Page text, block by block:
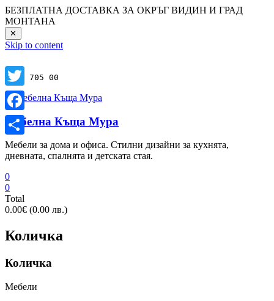
БЕЗПЛАТНА ДОСТАВКА ЗА ОКРЪГ ВИДИН И ГРАД
МОНТАНА
✕
Skip to content
0700 705 00
Мебелна Къща Мура
Мебели за дома и офиса. Стилни дизайни за кухнята,
дневната, спалнята и детската стая.
0
0
Total
0.00€ (0.00 лв.)
Количка
Количка
Мебели
Twitter
Facebook
Share